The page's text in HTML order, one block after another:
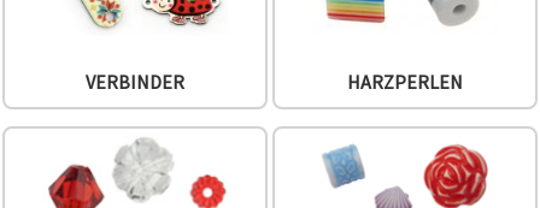
VERBINDER HARZPERLEN